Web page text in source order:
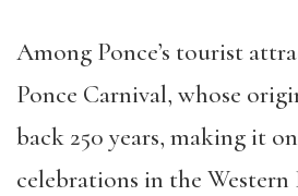
Among Ponce’s tourist
Ponce Carnival, whose
back 250 years, making it
celebrations in the Western